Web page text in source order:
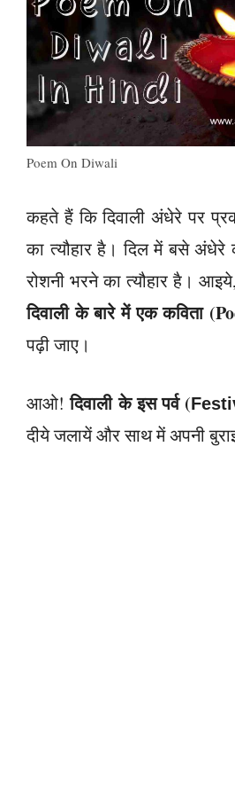
Poem On Diwali
कहते हैं कि दिवाली अंधेरे पर
का त्यौहार है। दिल में बसे अंधेरे
रोशनी भरने का त्यौहार है।
दिवाली के बारे में एक कविता
पढ़ी जाए।
आओ!दिवाली के इस पर्व (
दीये जलायें और साथ में अपनी